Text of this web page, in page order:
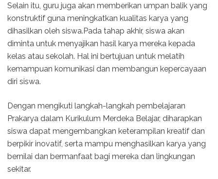
Selain itu, guru juga akan memberikan umpan balik yang
konstruktif guna meningkatkan kualitas karya yang
dihasilkan oleh siswa.Pada tahap akhir, siswa akan
diminta untuk menyajikan hasil karya mereka kepada
kelas atau sekolah. Hal ini bertujuan untuk melatih
kemampuan komunikasi dan membangun kepercayaan
diri siswa.
Dengan mengikuti langkah-langkah pembelajaran
Prakarya dalam Kurikulum Merdeka Belajar, diharapkan
siswa dapat mengembangkan keterampilan kreatif dan
berpikir inovatif, serta mampu menghasilkan karya yang
bernilai dan bermanfaat bagi mereka dan lingkungan
sekitar.